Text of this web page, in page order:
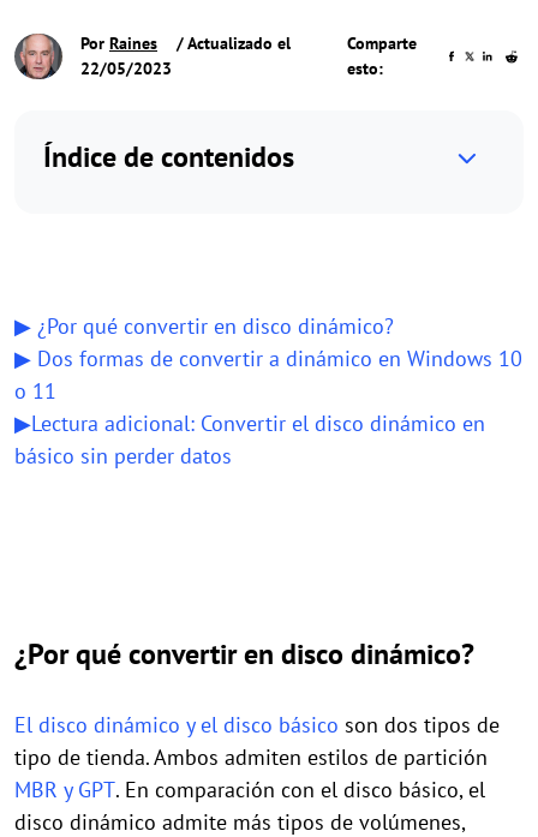
Por Raines
/ Actualizado el
22/05/2023
Comparte
esto:
Índice de contenidos
▶ ¿Por qué convertir en disco dinámico?
▶ Dos formas de convertir a dinámico en Windows 10
o 11
▶Lectura adicional: Convertir el disco dinámico en
básico sin perder datos
¿Por qué convertir en disco dinámico?
El disco dinámico y el disco básico son dos tipos de
tipo de tienda. Ambos admiten estilos de partición
MBR y GPT. En comparación con el disco básico, el
disco dinámico admite más tipos de volúmenes,